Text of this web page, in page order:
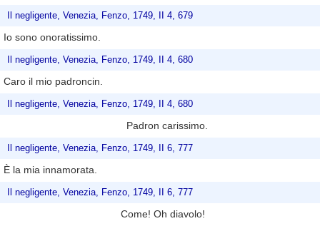
Il negligente, Venezia, Fenzo, 1749, II 4, 679
Io sono onoratissimo.
Il negligente, Venezia, Fenzo, 1749, II 4, 680
Caro il mio padroncin.
Il negligente, Venezia, Fenzo, 1749, II 4, 680
Padron carissimo.
Il negligente, Venezia, Fenzo, 1749, II 6, 777
È la mia innamorata.
Il negligente, Venezia, Fenzo, 1749, II 6, 777
Come! Oh diavolo!